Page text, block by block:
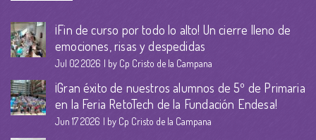
¡Fin de curso por todo lo alto! Un cierre lleno de
emociones, risas y despedidas
Jul 02 2026 by Cp Cristo de la Campana
¡Gran éxito de nuestros alumnos de 5º de Primaria
en la Feria RetoTech de la Fundación Endesa!
Jun 17 2026 by Cp Cristo de la Campana